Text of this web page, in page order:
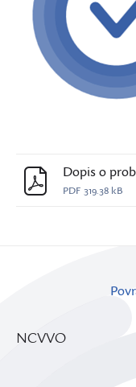
Dopis o
PDF 319.38 kB
NCVVO